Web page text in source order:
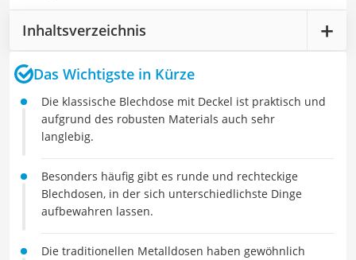
Inhaltsverzeichnis
Das Wichtigste in Kürze
Die klassische Blechdose mit Deckel ist praktisch und
aufgrund des robusten Materials auch sehr
langlebig.
Besonders häufig gibt es runde und rechteckige
Blechdosen, in der sich unterschiedlichste Dinge
aufbewahren lassen.
Die traditionellen Metalldosen haben gewöhnlich